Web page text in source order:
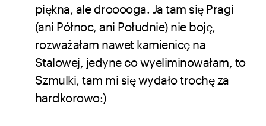
piękna, ale drooooga. Ja tam się Pragi
(ani Północ, ani Południe) nie boję,
rozważałam nawet kamienicę na
Stalowej, jedyne co wyeliminowałam, to
Szmulki, tam mi się wydało trochę za
hardkorowo:)